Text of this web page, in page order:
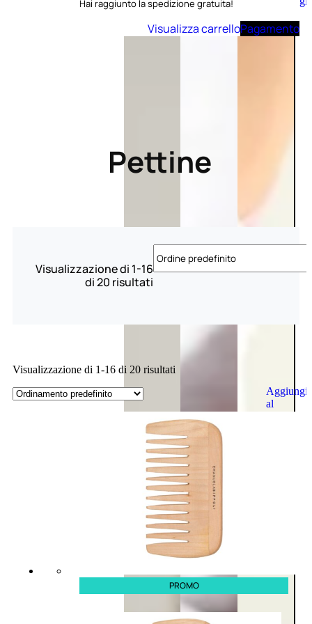
carrello
Aggiungi
al
Hai raggiunto la spedizione gratuita!
Visualizza carrelloPagamento
Pettine
Visualizzazione di 1-16
di 20 risultati
Visualizzazione di 1-16 di 20 risultati
PROMO